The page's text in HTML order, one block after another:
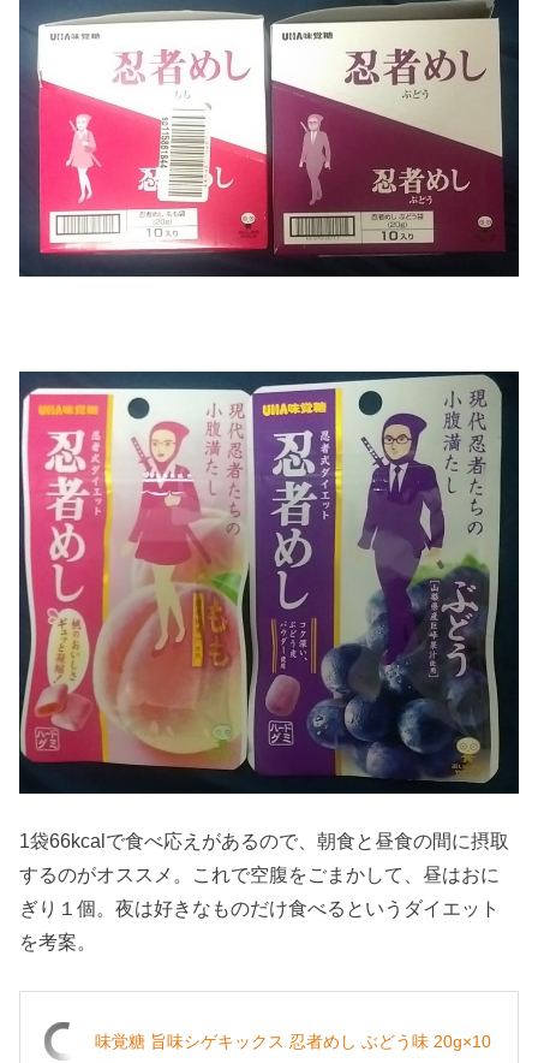
1袋66kcalで食べ応えがあるので、朝食と昼食の間に摂取
するのがオススメ。これで空腹をごまかして、昼はおに
ぎり１個。夜は好きなものだけ食べるというダイエット
を考案。
味覚糖 旨味シゲキックス 忍者めし ぶどう味 20g×10